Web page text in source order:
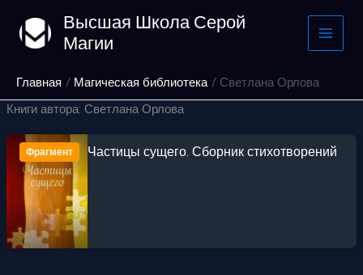
содержимому
Высшая Школа Серой
Магии
Главная Магическая библиотека
Светлана Орлова
Книги автора: Светлана Орлова
Фрагмент Частицы сущего. Сборник стихотворений